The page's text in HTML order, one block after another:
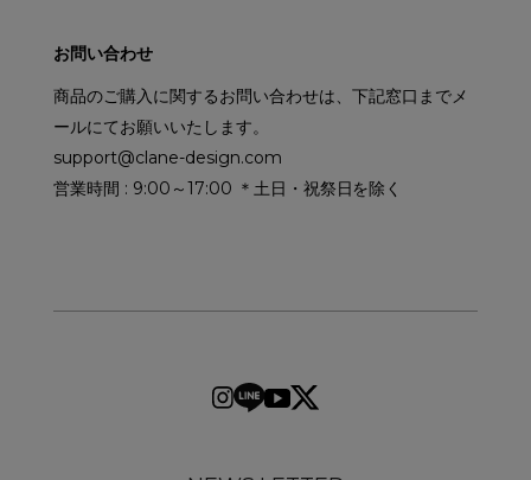
お問い合わせ
商品のご購入に関するお問い合わせは、下記窓口までメ
ールにてお願いいたします。
support@clane-design.com
営業時間 : 9:00～17:00 ＊土日・祝祭日を除く